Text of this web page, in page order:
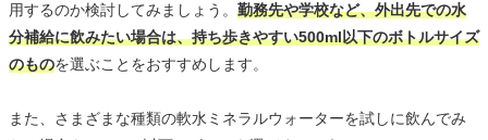
用するのか検討してみましょう。 勤務先や学校など、外出先での水
分補給に飲みたい場合は、持ち歩きやすい500ml以下のボトルサイズ
のものを選ぶことをおすすめします。
また、さまざまな種類の軟水ミネラルウォーターを試しに飲んでみ